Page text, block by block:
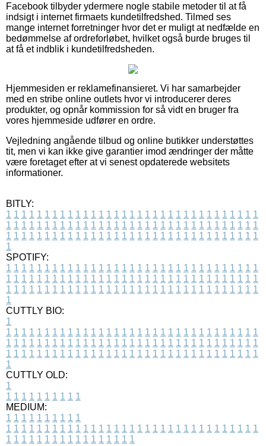
Facebook tilbyder ydermere nogle stabile metoder til at få
indsigt i internet firmaets kundetilfredshed. Tilmed ses
mange internet forretninger hvor det er muligt at nedfælde en
bedømmelse af ordreforløbet, hvilket også burde bruges til
at få et indblik i kundetilfredsheden.
Hjemmesiden er reklamefinansieret. Vi har samarbejder
med en stribe online outlets hvor vi introducerer deres
produkter, og opnår kommission for så vidt en bruger fra
vores hjemmeside udfører en ordre.
Vejledning angående tilbud og online butikker understøttes
tit, men vi kan ikke give garantier imod ændringer der måtte
være foretaget efter at vi senest opdaterede websitets
informationer.
BITLY:
1 1 1 1 1 1 1 1 1 1 1 1 1 1 1 1 1 1 1 1 1 1 1 1 1 1 1 1 1 1 1 1 1
1 1 1 1 1 1 1 1 1 1 1 1 1 1 1 1 1 1 1 1 1 1 1 1 1 1 1 1 1 1 1 1 1
1 1 1 1 1 1 1 1 1 1 1 1 1 1 1 1 1 1 1 1 1 1 1 1 1 1 1 1 1 1 1 1 1
1
SPOTIFY:
1 1 1 1 1 1 1 1 1 1 1 1 1 1 1 1 1 1 1 1 1 1 1 1 1 1 1 1 1 1 1 1 1
1 1 1 1 1 1 1 1 1 1 1 1 1 1 1 1 1 1 1 1 1 1 1 1 1 1 1 1 1 1 1 1 1
1 1 1 1 1 1 1 1 1 1 1 1 1 1 1 1 1 1 1 1 1 1 1 1 1 1 1 1 1 1 1 1 1
1
CUTTLY BIO:
1
1 1 1 1 1 1 1 1 1 1 1 1 1 1 1 1 1 1 1 1 1 1 1 1 1 1 1 1 1 1 1 1 1
1 1 1 1 1 1 1 1 1 1 1 1 1 1 1 1 1 1 1 1 1 1 1 1 1 1 1 1 1 1 1 1 1
1 1 1 1 1 1 1 1 1 1 1 1 1 1 1 1 1 1 1 1 1 1 1 1 1 1 1 1 1 1 1 1 1
1
CUTTLY OLD:
1
1 1 1 1 1 1 1 1 1 1
MEDIUM:
1 1 1 1 1 1 1 1 1 1
1 1 1 1 1 1 1 1 1 1 1 1 1 1 1 1 1 1 1 1 1 1 1 1 1 1 1 1 1 1 1 1 1
1 1 1 1 1 1 1 1 1 1 1 1 1 1 1 1 1